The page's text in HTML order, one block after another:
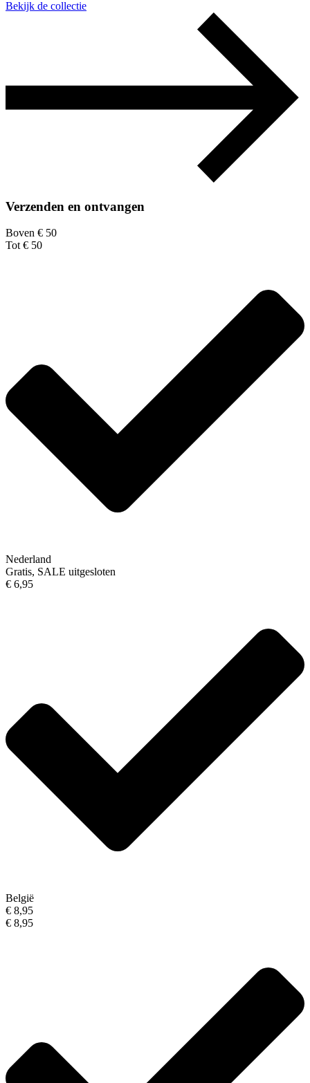
Bekijk de collectie
Verzenden en ontvangen
Boven € 50
Tot € 50
Nederland
Gratis, SALE uitgesloten
€ 6,95
België
€ 8,95
€ 8,95